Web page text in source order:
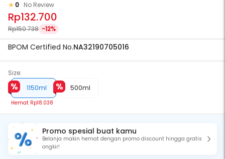
0 No Review
Rp132.700
Rp150.738 -12%
BPOM Certified No.NA32190705016
Size:
1150ml
Hemat Rp18.038
500ml
Promo spesial buat kamu
Belanja makin hemat dengan promo discount hingga gratis
ongkir!